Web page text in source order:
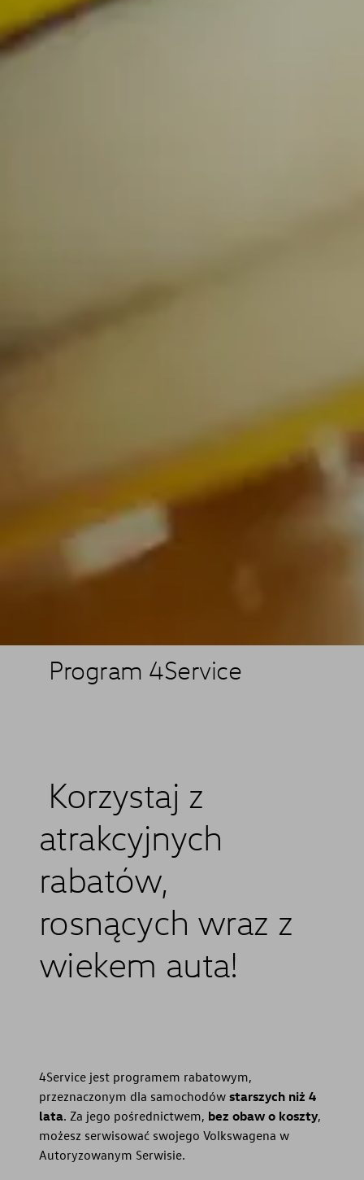
Program 4Service
Korzystaj z
atrakcyjnych
rabatów,
rosnących wraz z
wiekem auta!
4Service jest programem rabatowym,
przeznaczonym dla samochodów starszych niż 4
lata. Za jego pośrednictwem, bez obaw o koszty,
możesz serwisować swojego Volkswagena w
Autoryzowanym Serwisie.